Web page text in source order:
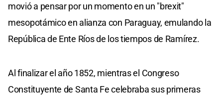
movió a pensar por un momento en un "brexit"
mesopotámico en alianza con Paraguay, emulando la
República de Ente Ríos de los tiempos de Ramírez.
Al finalizar el año 1852, mientras el Congreso
Constituyente de Santa Fe celebraba sus primeras